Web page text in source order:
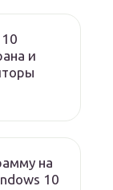
и
на
10